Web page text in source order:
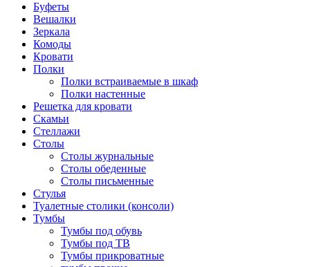
Буфеты
Вешалки
Зеркала
Комоды
Кровати
Полки
Полки встраиваемые в шкаф
Полки настенные
Решетка для кровати
Скамьи
Стеллажи
Столы
Столы журнальные
Столы обеденные
Столы письменные
Стулья
Туалетные столики (консоли)
Тумбы
Тумбы под обувь
Тумбы под ТВ
Тумбы прикроватные